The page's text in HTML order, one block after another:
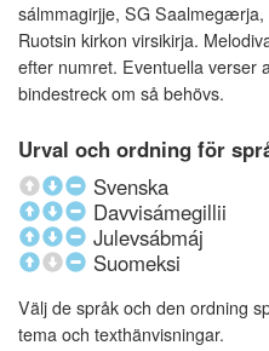
sálmmagirjje, SG
Ruotsin kirkon virsikirja.
efter numret. Eventuella verser
bindestreck om så behövs.
Urval och ordning för
Svenska
Davvisámegillii
Julevsábmáj
Suomeksi
Välj de språk och den ordning
tema och texthänvisningar.